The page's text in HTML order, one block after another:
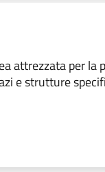
attrezzata per la
e strutture